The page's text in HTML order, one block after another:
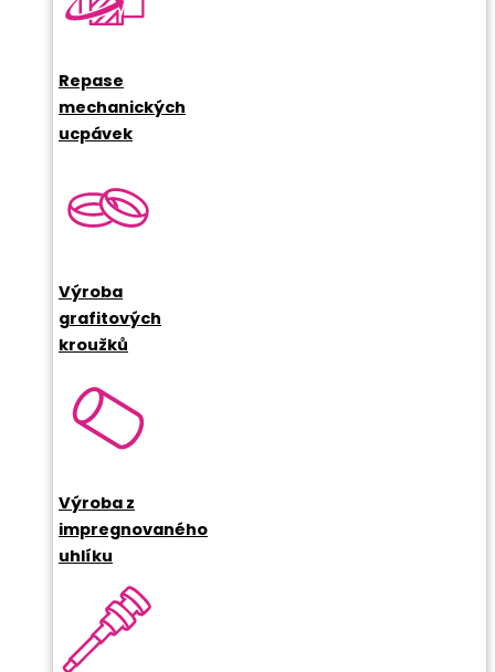
Repase
mechanických
ucpávek
Výroba
grafitových
kroužků
Výroba z
impregnovaného
uhlíku